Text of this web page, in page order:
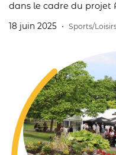
dans le cadre du projet
du Challenge de la
Nous sommes prêts à
Projet Ardenne Good
18 juin 2025 Sports/